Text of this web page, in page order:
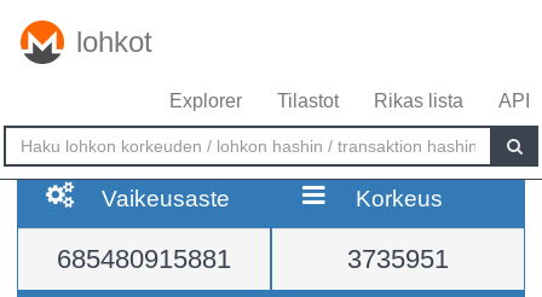
lohkot
Explorer Tilastot Rikas lista API
Vaikeusaste
685480915881
Korkeus
3735951